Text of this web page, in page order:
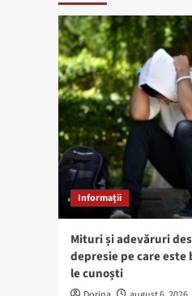
Informații
Mituri și adevăruri
depresie pe care este
le cunoști